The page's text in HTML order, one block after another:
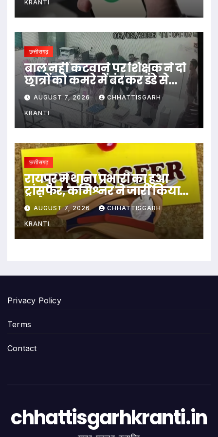
KRANTI
छत्तीसगढ़
बाल नहीं कटवाने पर शिक्षक ने दो
छात्रों को कमरे में बंद कर डंडे से
पीटा…
AUGUST 7, 2026 CHHATTISGARH
KRANTI
छत्तीसगढ़
रायपुर में थाना प्रभारी का हुआ
ट्रांसफर, कमिश्नर ने जारी किया
आदेश
AUGUST 7, 2026 CHHATTISGARH
KRANTI
Privacy Policy
Terms
Contact
chhattisgarhkranti.in